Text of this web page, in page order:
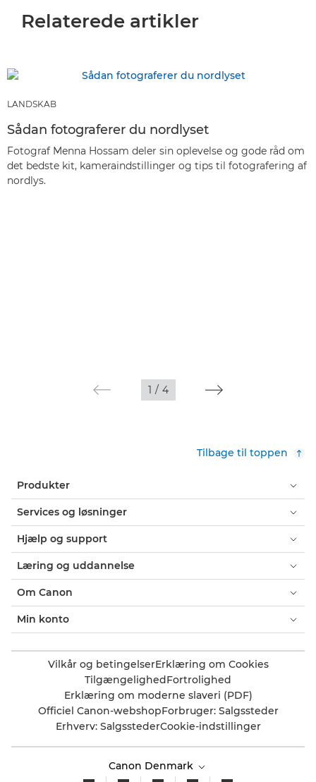
Relaterede artikler
LANDSKAB
Sådan fotograferer du nordlyset
Fotograf Menna Hossam deler sin oplevelse og gode råd om
det bedste kit, kameraindstillinger og tips til fotografering af
nordlys.
1 / 4
Tilbage til toppen
Produkter
Services og løsninger
Hjælp og support
Læring og uddannelse
Om Canon
Min konto
Vilkår og betingelserErklæring om Cookies
TilgængelighedFortrolighed
Erklæring om moderne slaveri (PDF)
Officiel Canon-webshopForbruger: Salgssteder
Erhverv: SalgsstederCookie-indstillinger
Canon Denmark